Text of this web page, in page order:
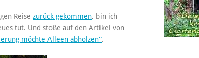
Reise zurück gekommen, bin ich
tut. Und stoße auf den Artikel von
möchte Alleen abholzen“.